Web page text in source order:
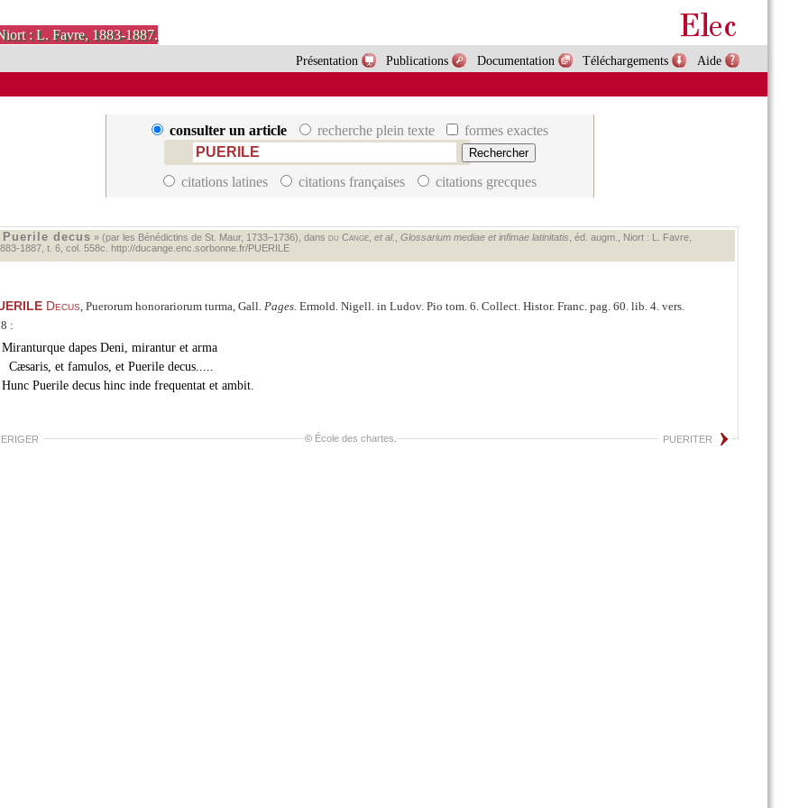
: L. Favre, 1883-1887.
Aide
Téléchargements
Documentation
Publications
Présentation
consulter un article recherche plein texte formes exactes
citations latines citations françaises citations grecques
Puerile decus » (par les Bénédictins de St. Maur, 1733–1736), dans du Cange, et al. Glossarium mediae et infimae latinitatis , éd. augm., Niort : L. Favre,
t. 6, col. 558c.
http://ducange.enc.sorbonne.fr/PUERILE
Decus, Puerorum honorariorum turma, Gall. Pages. Ermold. Nigell. in Ludov. Pio tom. 6. Collect. Histor. Franc. pag. 60. lib. 4. vers.
:
Miranturque dapes Deni, mirantur et arma
Cæsaris, et famulos, et Puerile decus.....
Hunc Puerile decus hinc inde frequentat et ambit.
PUERITER
© École des chartes.